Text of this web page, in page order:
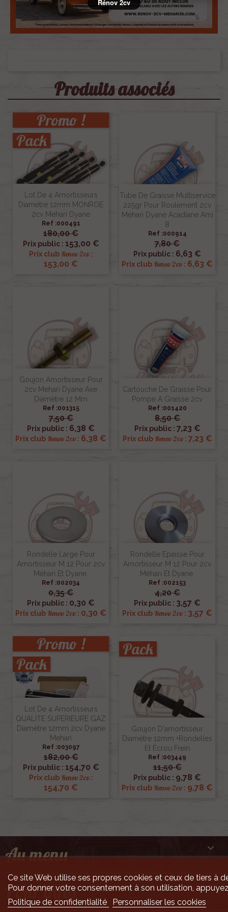
Produits associés
Lot De 4 Amortisseurs
Diamètre 12mm MONROE
2cv Mehari Dyane
Ref :000491
180,00 €
Prix public : 153,00 €
Prix club Renov 2cv:
153,00 €
Promo !
Pack
Tube De Graisse Multiservice
225gr Pour Roulement 2cv
Méhari Dyane Acadiane Ami
8
Ref :000914
7,80 €
Prix public : 6,63 €
Prix club Renov 2cv : 6,63 €
Goujon Amortisseur Pour
2cv Mehari Dyane Axe
Diamètre 12 Mm
Ref :001315
7,50 €
Prix public : 6,38 €
Prix club Renov 2cv : 6,38 €
Cartouche De Graisse Pour
Pompe A Graisse 2cv
Ref :001420
8,50 €
Prix public : 7,23 €
Prix club Renov 2cv: 7,23 €
Rondelle Large Pour
Amortisseur M 12 Pour 2cv
Méhari Et Dyane.
Ref :002034
0,35 €
Prix public : 0,30 €
Prix club Renov 2cv : 0,30 €
Rondelle Epaisse Pour
Amortisseur M 12 Pour 2cv
Méhari Et Dyane.
Ref :002153
4,20 €
Prix public : 3,57 €
Prix club Renov 2cv : 3,57 €
Lot De 4 Amortisseurs
QUALITE SUPERIEURE GAZ
Diamètre 12mm 2cv Dyane
Mehari
Ref :003097
182,00 €
Prix public : 154,70 €
Prix club Renov 2cv:
154,70 €
Promo !
Pack
Goujon D'amortisseur
Diamètre 12mm +rondelles
Et Écrou Frein
Ref :003449
11,50 €
Prix public : 9,78 €
Prix club Renov 2cv : 9,78 €
Pack
Au menu 
Pour infos 
Ce site Web utilise ses propres cookies et ceux de tiers à
Pour donner votre consentement à son utilisation,
Politique de confidentialité
Personnaliser les cookies
Rénov 2cv